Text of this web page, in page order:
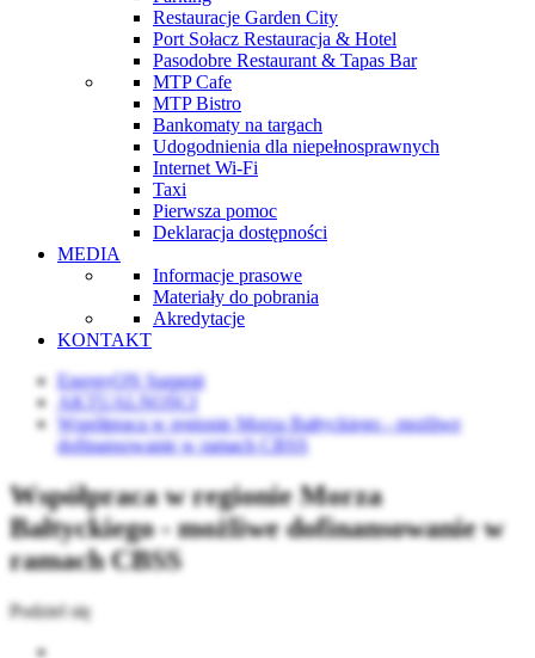
Restauracje Garden City
Port Sołacz Restauracja & Hotel
Pasodobre Restaurant & Tapas Bar
MTP Cafe
MTP Bistro
Bankomaty na targach
Udogodnienia dla niepełnosprawnych
Internet Wi-Fi
Taxi
Pierwsza pomoc
Deklaracja dostępności
MEDIA
Informacje prasowe
Materiały do pobrania
Akredytacje
KONTAKT
EnergyON Summit
AKTUALNOŚCI
Współpraca w regionie Morza Bałtyckiego - możliwe
dofinansowanie w ramach CBSS
Współpraca w regionie Morza
Bałtyckiego - możliwe dofinansowanie w
ramach CBSS
Podziel się